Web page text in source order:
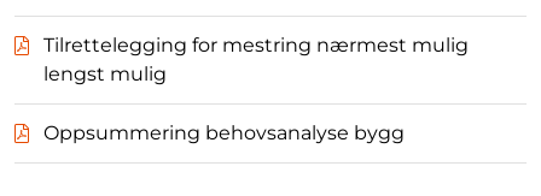
Tilrettelegging for mestring nærmest mulig
lengst mulig
Oppsummering behovsanalyse bygg